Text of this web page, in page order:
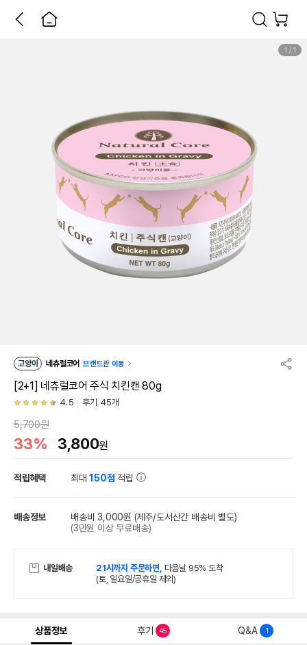
1 / 1
고양이 네츄럴코어 브랜드관 이동
[2+1] 네츄럴코어 주식 치킨캔 80g
4.5 후기 45개
5,700원
33% 3,800원
적립혜택 최대150점 적립
배송정보 배송비 3,000원 (제주/도서산간 배송비 별도)
(3만원 이상 무료배송)
내일배송 21시까지 주문하면, 다음날 95% 도착
(토, 일요일/공휴일 제외)
상품정보 후기 45 Q&A 1